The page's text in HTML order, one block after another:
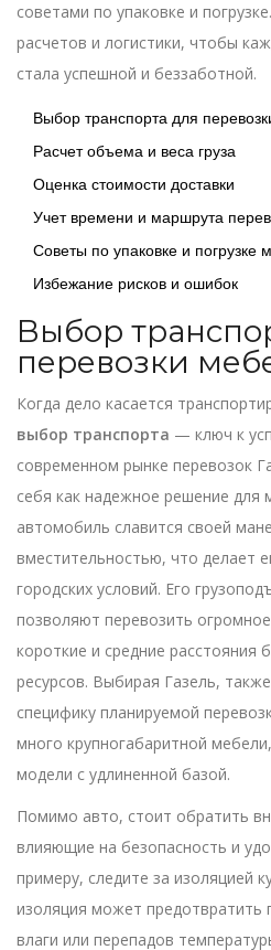
советами по упаковке и
расчетов и логистики, чтобы
стала успешной и беззаботной.
Выбор транспорта для
Расчет объема и веса груза
Оценка стоимости доставки
Учет времени и маршрута
Советы по упаковке и погрузке
Избежание рисков и ошибок
Выбор
перевозки
Когда дело касается
выбор транспорта — ключ к
современном рынке перевозок
себя как надежное решение для
автомобиль славится своей
вместительностью, что делает
городских условий. Его
позволяют перевозить
короткие и средние расстояния
ресурсов. Выбирая Газель,
специфику планируемой
много крупногабаритной
модели с удлиненной базой.
Помимо авто, стоит обратить
влияющие на безопасность и
примеру, следите за изоляцией
изоляция может
влаги или перепадов